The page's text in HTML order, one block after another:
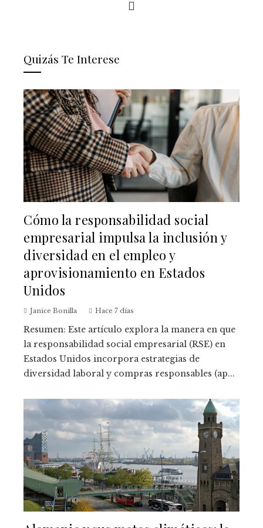
Quizás Te Interese
Cómo la responsabilidad social
empresarial impulsa la inclusión y
diversidad en el empleo y
aprovisionamiento en Estados
Unidos
Janice Bonilla Hace 7 días
Resumen: Este artículo explora la manera en que
la responsabilidad social empresarial (RSE) en
Estados Unidos incorpora estrategias de
diversidad laboral y compras responsables (ap...